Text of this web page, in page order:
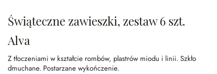
Świąteczne zawieszki, zestaw 6 szt.
Alva
Z tłoczeniami w kształcie rombów, plastrów miodu i linii. Szkło
dmuchane. Postarzane wykończenie.